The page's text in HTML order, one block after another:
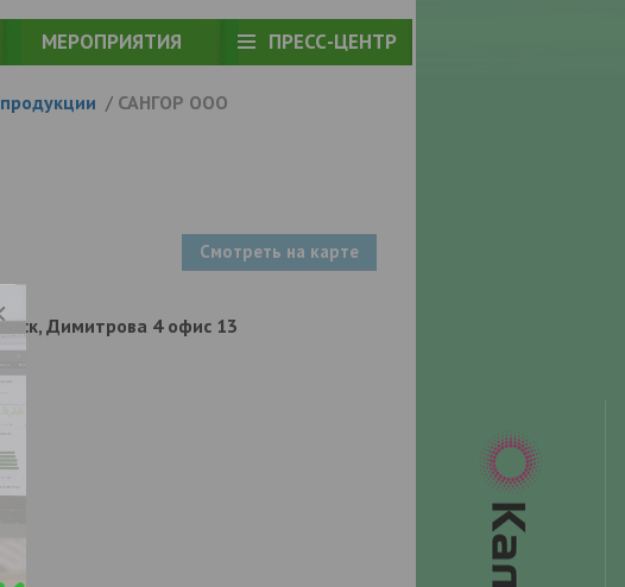
МЕРОПРИЯТИЯ ПРЕСС-ЦЕНТР
/ САНГОР ООО
Смотреть на карте
Димитрова 4 офис 13